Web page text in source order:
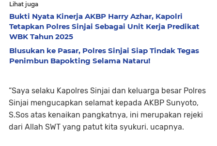
Lihat juga
Bukti Nyata Kinerja AKBP Harry Azhar, Kapolri
Tetapkan Polres Sinjai Sebagai Unit Kerja Predikat
WBK Tahun 2025
Blusukan ke Pasar, Polres Sinjai Siap Tindak Tegas
Penimbun Bapokting Selama Nataru!
“Saya selaku Kapolres Sinjai dan keluarga besar Polres
Sinjai mengucapkan selamat kepada AKBP Sunyoto,
S.Sos atas kenaikan pangkatnya, ini merupakan rejeki
dari Allah SWT yang patut kita syukuri. ucapnya.